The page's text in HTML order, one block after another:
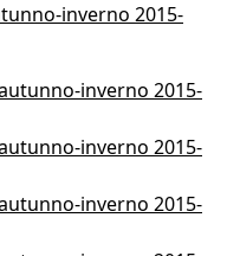
inverno 2015-